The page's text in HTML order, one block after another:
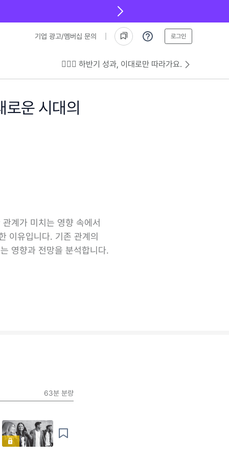
기업 광고/멤버십 문의 로그인
💁🏻‍♂️ 하반기 성과, 이대로만 따라가요.
운 시대의
계가 미치는 영향 속에서
이유입니다. 기존 관계의
영향과 전망을 분석합니다.
63분 분량